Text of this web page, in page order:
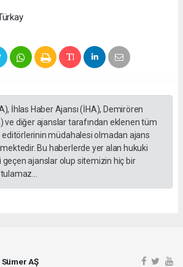
İhlas Haber Ajansı (İHA), Demirören
ve diğer ajanslar tarafından eklenen tüm
editörlerinin müdahalesi olmadan ajans
Bu haberlerde yer alan hukuki
ajanslar olup sitemizin hiç bir
Sümer AŞ